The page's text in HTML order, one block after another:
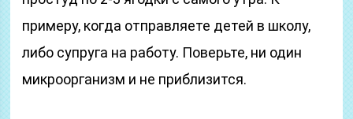
примеру, когда отправляете детей в школу,
либо супруга на работу. Поверьте, ни один
микроорганизм и не приблизится.